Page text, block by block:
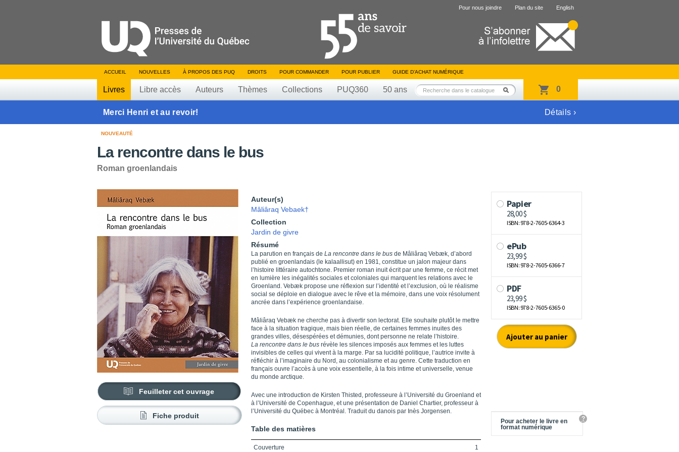
Pour nous joindre Plan du site English
ACCUEIL NOUVELLES À PROPOS DES PUQ DROITS POUR COMMANDER POUR PUBLIER GUIDE D’ACHAT NUMÉRIQUE
Livres Libre accès Auteurs Thèmes Collections PUQ360 50 ans 0
Merci Henri et au revoir! Détails ›
NOUVEAUTÉ
La rencontre dans le bus
Roman groenlandais
Feuilleter cet ouvrage
Fiche produit
Auteur(s)
Mâliâraq Vebaek†
Collection
Jardin de givre
Résumé
La parution en français de La rencontre dans le bus de Mâliâraq Vebæk, d’abord
publié en groenlandais (le kalaallisut) en 1981, constitue un jalon majeur dans
l’histoire littéraire autochtone. Premier roman inuit écrit par une femme, ce récit met
en lumière les inégalités sociales et coloniales qui marquent les relations avec le
Groenland. Vebæk propose une réflexion sur l’identité et l’exclusion, où le réalisme
social se déploie en dialogue avec le rêve et la mémoire, dans une voix résolument
ancrée dans l’expérience groenlandaise.
Mâliâraq Vebæk ne cherche pas à divertir son lectorat. Elle souhaite plutôt le mettre
face à la situation tragique, mais bien réelle, de certaines femmes inuites des
grandes villes, désespérées et démunies, dont personne ne relate l’histoire.
La rencontre dans le bus révèle les silences imposés aux femmes et les luttes
invisibles de celles qui vivent à la marge. Par sa lucidité politique, l’autrice invite à
réfléchir à l’imaginaire du Nord, au colonialisme et au genre. Cette traduction en
français ouvre l’accès à une voix essentielle, à la fois intime et universelle, venue
du monde arctique.
Avec une introduction de Kirsten Thisted, professeure à l’Université du Groenland et
à l’Université de Copenhague, et une présentation de Daniel Chartier, professeur à
l’Université du Québec à Montréal. Traduit du danois par Inès Jorgensen.
Table des matières
Couverture 1
Pour acheter le livre en
format numérique
?